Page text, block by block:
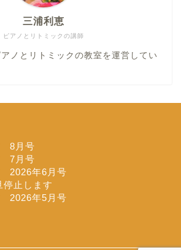
ピアノとリトミックの講師
三浦利恵
ノとリトミックの教室を運営してい
8月号
7月号
2026年6月号
停止します
2026年5月号